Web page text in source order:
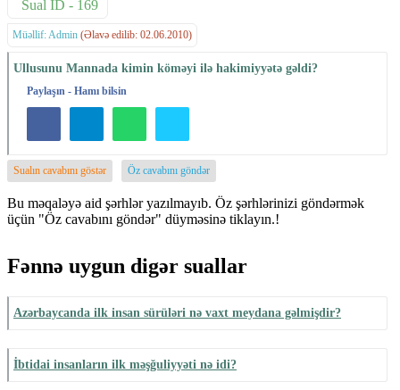
Sual ID - 169
Müəllif: Admin (Əlavə edilib: 02.06.2010)
Ullusunu Mannada kimin köməyi ilə hakimiyyətə gəldi?
Paylaşın - Hamı bilsin
Sualın cavabını göstər Öz cavabını göndər
Bu məqaləyə aid şərhlər yazılmayıb. Öz şərhlərinizi göndərmək
üçün "Öz cavabını göndər" düyməsinə tiklayın.!
Fənnə uygun digər suallar
Azərbaycanda ilk insan sürüləri nə vaxt meydana gəlmişdir?
İbtidai insanların ilk məşğuliyyəti nə idi?